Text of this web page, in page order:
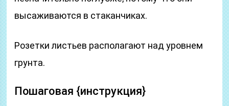
высаживаются в стаканчиках.
Розетки листьев располагают над уровнем
грунта.
Пошаговая {инструкция}